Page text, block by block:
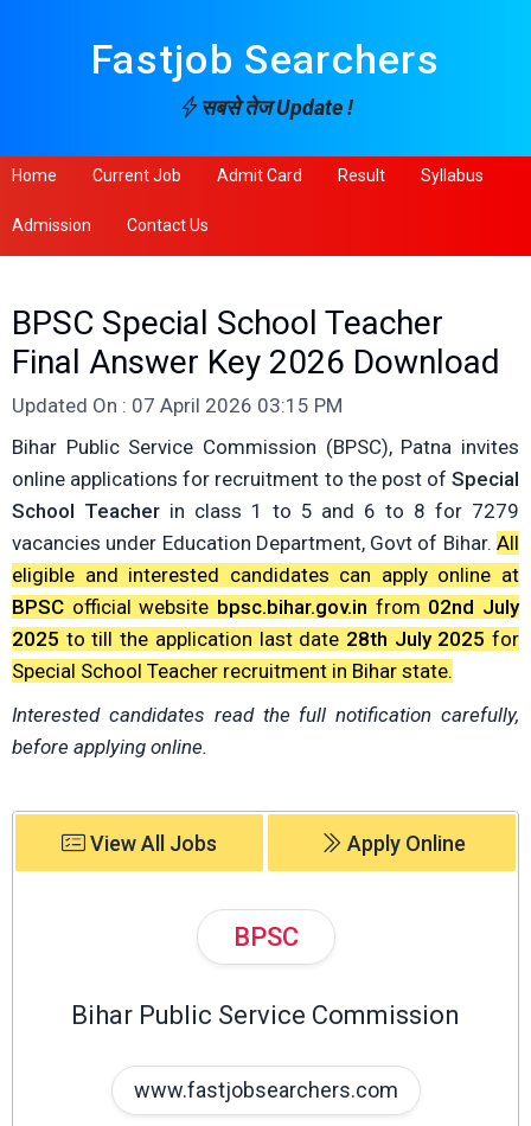
Fastjob Searchers
सबसे तेज Update !
Home Current Job Admit Card Result Syllabus
Admission Contact Us
BPSC Special School Teacher
Final Answer Key 2026 Download
Updated On : 07 April 2026 03:15 PM
Bihar Public Service Commission (BPSC), Patna invites
online applications for recruitment to the post of Special
School Teacherin class 1 to 5 and 6 to 8 for 7279
vacancies under Education Department, Govt of Bihar. All
eligible and interested candidates can apply online at
BPSC official website bpsc.bihar.gov.in from 02nd July
2025 to till the application last date 28th July 2025 for
Special School Teacher recruitment in Bihar state.
Interested candidates read the full notification carefully,
before applying online.
View All Jobs Apply Online
BPSC
Bihar Public Service Commission
www.fastjobsearchers.com